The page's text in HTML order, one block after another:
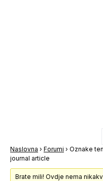
Naslovna › Forumi › Oznake
journal article
Brate mili! Ovdje nema